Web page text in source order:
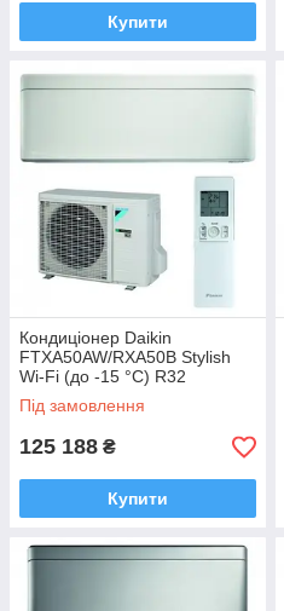
Купити
Кондиціонер Daikin
FTXA50AW/RXA50B Stylish
Wi-Fi (до -15 °C) R32
Під замовлення
125 188 ₴
Купити